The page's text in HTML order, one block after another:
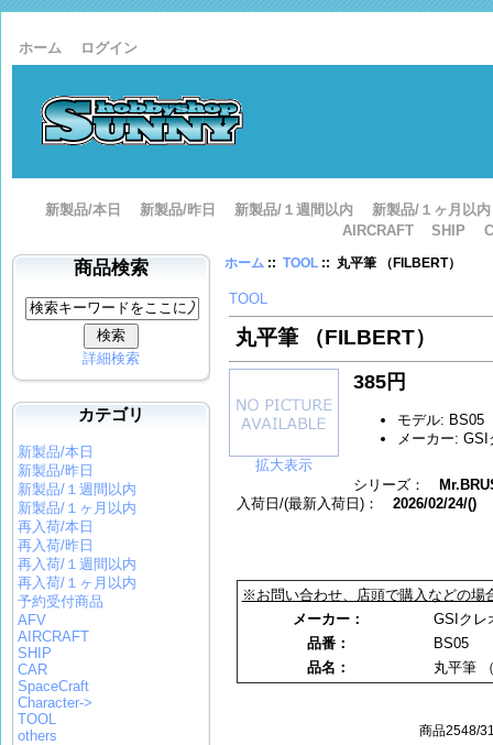
ホーム ログイン
新製品/本日 新製品/昨日 新製品/１週間以内
新製品/１ヶ月以内
AIRCRAFT
SHIP
商品検索
詳細検索
カテゴリ
新製品/本日
新製品/昨日
新製品/１週間以内
新製品/１ヶ月以内
再入荷/本日
再入荷/昨日
再入荷/１週間以内
再入荷/１ヶ月以内
予約受付商品
AFV
AIRCRAFT
SHIP
CAR
SpaceCraft
Character->
TOOL
others
ホーム ::TOOL :: 丸平筆 （FILBERT）
TOOL
丸平筆 （FILBERT）
拡大表示
385円
モデル: BS05
メーカー: GSI
シリーズ：
入荷日/(最新入荷日)： 2026/02/24/()
※お問い合わせ、店頭で購入などの場
メーカー：
GSIクレ
品番：
BS05
品名：
丸平筆
商品2548/